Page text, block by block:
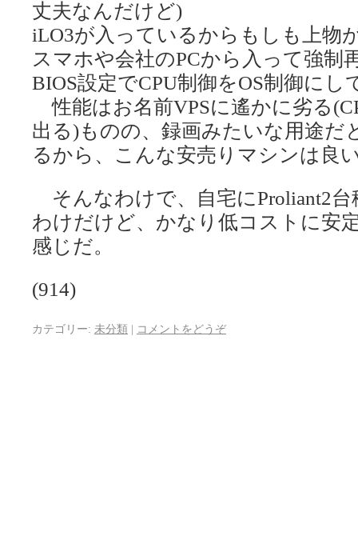
丈夫なんだけど)
iLO3が入っているからもしも上物
スマホや会社のPCから入って強制
BIOS設定でCPU制御をOS制御にし
性能はお名前VPSに遙かに劣る
出る)ものの、録画みたいな用途だ
るから、こんな安売りマシンは良
そんなわけで、自宅にProliant2
わけだけど、かなり低コストに安
感じだ。
(914)
カテゴリー: 未分類 | コメントをどうぞ